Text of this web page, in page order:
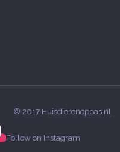
© 2017 Huisdierenoppas.nl
Follow on Instagram